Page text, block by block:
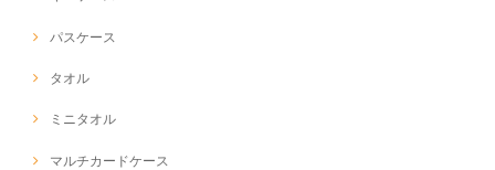
パスケース
タオル
ミニタオル
マルチカードケース